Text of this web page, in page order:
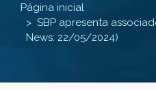
Página inicial
SBP apresenta
News: 22/05/2024)